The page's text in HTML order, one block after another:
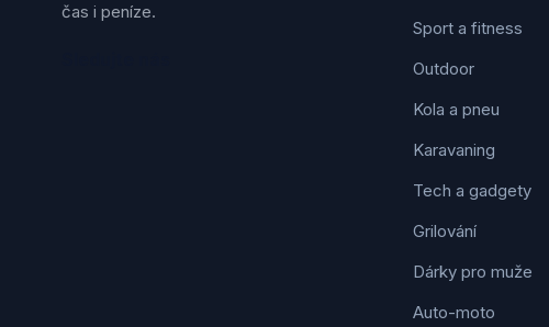
čas i peníze.
Sport a fitness
Outdoor
Kola a pneu
Karavaning
Tech a gadgety
Grilování
Dárky pro muže
Auto-moto